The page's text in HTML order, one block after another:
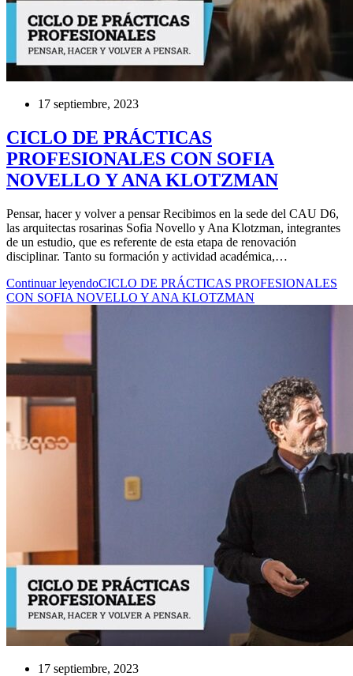
17 septiembre, 2023
CICLO DE PRÁCTICAS
PROFESIONALES CON SOFIA
NOVELLO Y ANA KLOTZMAN
Pensar, hacer y volver a pensar Recibimos en la sede del CAU D6,
las arquitectas rosarinas Sofia Novello y Ana Klotzman, integrantes
de un estudio, que es referente de esta etapa de renovación
disciplinar. Tanto su formación y actividad académica,…
Continuar leyendoCICLO DE PRÁCTICAS PROFESIONALES
CON SOFIA NOVELLO Y ANA KLOTZMAN
17 septiembre, 2023